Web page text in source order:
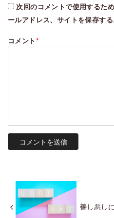
次回のコメントで使用するた
ールアドレス、サイトを保存する
コメント*
善し悪し